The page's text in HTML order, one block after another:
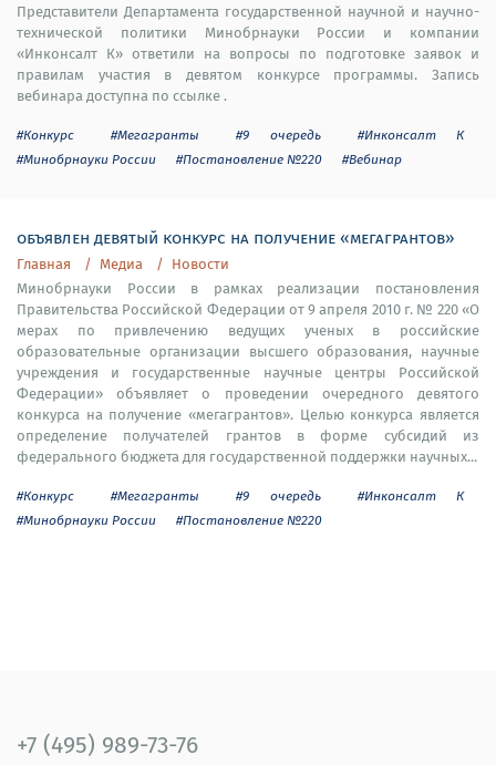
Представители Департамента государственной научной и научно-
технической политики Минобрнауки России и компании
«Инконсалт К» ответили на вопросы по подготовке заявок и
правилам участия в девятом конкурсе программы. Запись
вебинара доступна по ссылке .
#Конкурс #Мегагранты #9 очередь
#Инконсалт К
#Минобрнауки России
#Постановление №220 #Вебинар
объявлен девятый конкурс на получение «мегагрантов»
Главная Медиа
Новости
Минобрнауки России в рамках реализации постановления
Правительства Российской Федерации от 9 апреля 2010 г. № 220 «О
мерах по привлечению ведущих ученых в российские
образовательные организации высшего образования, научные
учреждения и государственные научные центры Российской
Федерации» объявляет о проведении очередного девятого
конкурса на получение «мегагрантов». Целью конкурса является
определение получателей грантов в форме субсидий из
федерального бюджета для государственной поддержки научных...
#Конкурс #Мегагранты #9 очередь
#Инконсалт К
#Минобрнауки России
#Постановление №220
+7 (495) 989-73-76